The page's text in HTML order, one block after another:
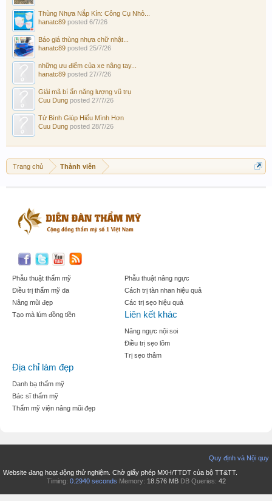
Thùng Nhựa Nắp Kín: Công Cụ Nhỏ...
hanatc89 posted 6/7/26
Báo giá thùng nhựa chữ nhật...
hanatc89 posted 25/7/26
những ưu điểm của xe nâng tay...
hanatc89 posted 27/7/26
Giải mã bí ẩn năng lượng vũ trụ
Cuu Dung posted 27/7/26
Tử Bình Giúp Hiểu Mình Hơn
Cuu Dung posted 28/7/26
Trang chủ Thành viên
Phẫu thuật thẩm mỹ
Điều trị thẩm mỹ da
Nâng mũi đẹp
Tạo mà lúm đồng tiền
Phẫu thuật nâng ngực
Cách trị tàn nhan hiệu quả
Các trị sẹo hiệu quả
Liên kết khác
Nâng ngực nội soi
Điều trị sẹo lõm
Trị sẹo thâm
Địa chỉ làm đẹp
Danh bạ thẩm mỹ
Bác sĩ thẩm mỹ
Thẩm mỹ viện nâng mũi đẹp
Quy định và Nội quy
Website đang hoạt động thử nghiệm. Chờ giấy phép MXH/TTDT của bộ TT&TT.
Timing: 0.2940 seconds Memory: 18.576 MB DB Queries: 42